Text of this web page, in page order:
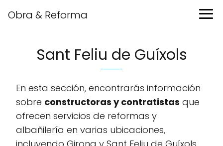
Obra & Reforma
Sant Feliu de Guíxols
En esta sección, encontrarás información
sobre constructoras y contratistas que
ofrecen servicios de reformas y
albañilería en varias ubicaciones,